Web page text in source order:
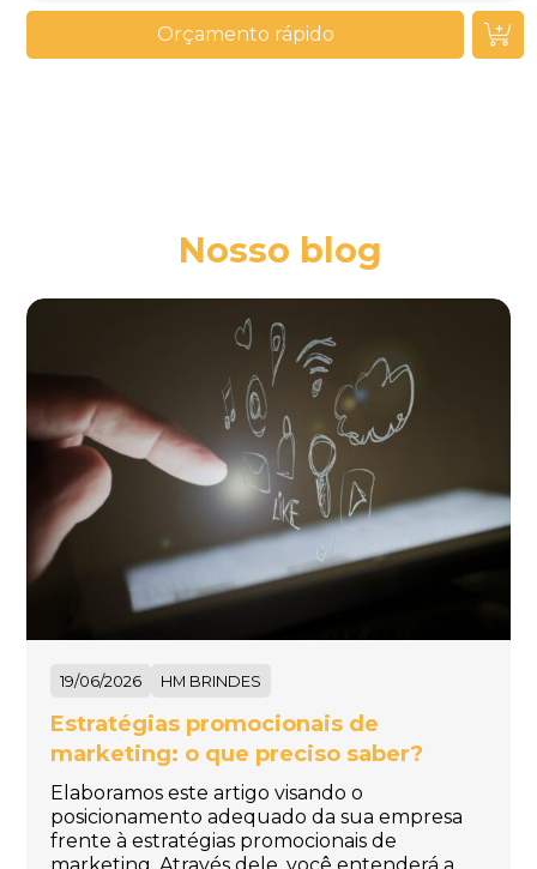
Orçamento rápido
Nosso blog
19/06/2026 HM BRINDES
Estratégias promocionais de
marketing: o que preciso saber?
Elaboramos este artigo visando o
posicionamento adequado da sua empresa
frente à estratégias promocionais de